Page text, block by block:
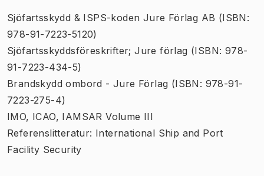
Sjöfartsskydd & ISPS-koden Jure Förlag AB (ISBN:
978-91-7223-5120)
Sjöfartsskyddsföreskrifter; Jure förlag (ISBN: 978-
91-7223-434-5)
Brandskydd ombord - Jure Förlag (ISBN: 978-91-
7223-275-4)
IMO, ICAO, IAMSAR Volume III
Referenslitteratur: International Ship and Port
Facility Security